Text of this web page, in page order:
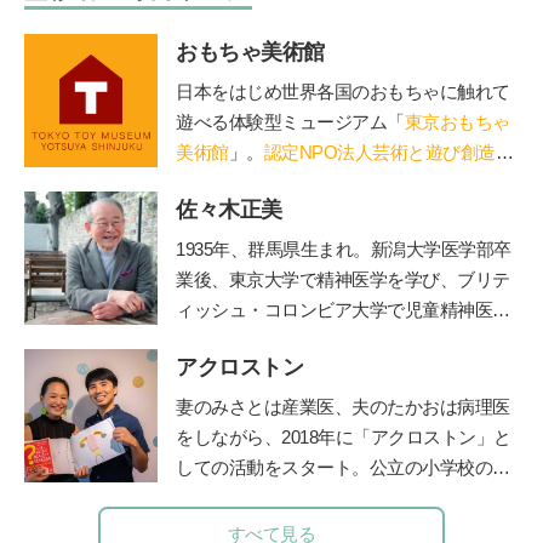
おもちゃ美術館
日本をはじめ世界各国のおもちゃに触れて
遊べる体験型ミュージアム「東京おもちゃ
美術館」。 認定NPO法人芸術と遊び創造協
子で木のぬくもりに触れる場を提供。長門
や鳥海山木など全国に姉妹館が。おもちゃ
を通して日本の木の良さを伝える「木育
（もくいく）」を広めている。
佐々木正美
1935年、群馬県生まれ。新潟大学医学部卒
業後、東京大学で精神医学を学び、ブリテ
ィッシュ・コロンビア大学で児童精神医学
園や東京女子医科大学などで多数の臨床に
携わる傍ら、全国の保育園、幼稚園、学
校、児童相談所などで勉強会、講演会を40
年以上続けた。『子どもへのまなざし』
——相田みつをいのちのことば』『ひとり
アクロストン
妻のみさとは産業医、夫のたかおは病理医
をしながら、 2018年に「アクロストン」と
しての活動をスタート。公立の小学校の授
性にまつわるワークショップを行う。『３
すべて見る